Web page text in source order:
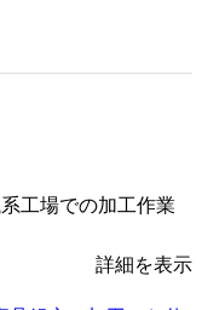
工場での加工作業
詳細を表示